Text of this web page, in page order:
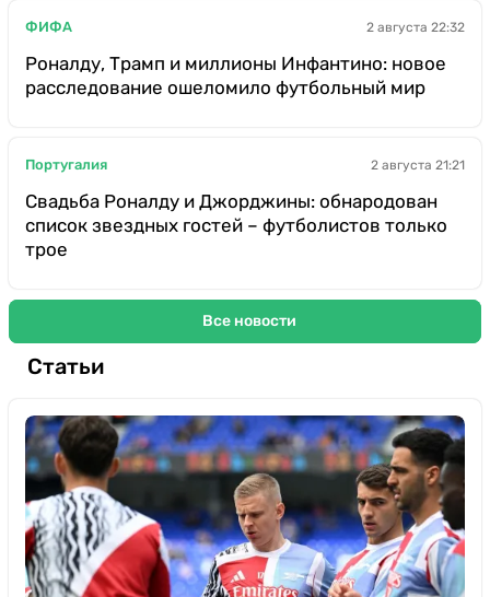
ФИФА 2 августа 22:32
Роналду, Трамп и миллионы Инфантино: новое
расследование ошеломило футбольный мир
Португалия 2 августа 21:21
Свадьба Роналду и Джорджины: обнародован
список звездных гостей – футболистов только
трое
Все новости
Статьи